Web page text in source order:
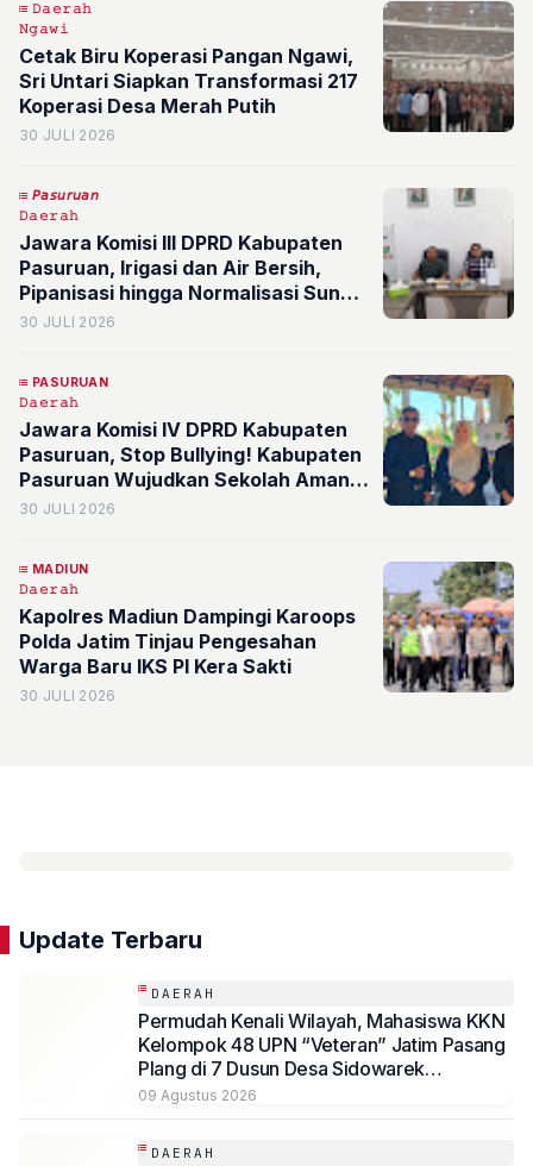
𝙳𝚊𝚎𝚛𝚊𝚑
𝙽𝚐𝚊𝚠𝚒
Cetak Biru Koperasi Pangan Ngawi,
Sri Untari Siapkan Transformasi 217
Koperasi Desa Merah Putih
30 JULI 2026
𝘗𝘢𝘴𝘶𝘳𝘶𝘢𝘯
𝙳𝚊𝚎𝚛𝚊𝚑
Jawara Komisi III DPRD Kabupaten
Pasuruan, Irigasi dan Air Bersih,
Pipanisasi hingga Normalisasi Sungai
Jadi Prioritas
30 JULI 2026
PASURUAN
𝙳𝚊𝚎𝚛𝚊𝚑
Jawara Komisi IV DPRD Kabupaten
Pasuruan, Stop Bullying! Kabupaten
Pasuruan Wujudkan Sekolah Aman
dan Ramah Anak
30 JULI 2026
MADIUN
𝙳𝚊𝚎𝚛𝚊𝚑
Kapolres Madiun Dampingi Karoops
Polda Jatim Tinjau Pengesahan
Warga Baru IKS PI Kera Sakti
30 JULI 2026
Update Terbaru
DAERAH
Permudah Kenali Wilayah, Mahasiswa KKN
Kelompok 48 UPN “Veteran” Jatim Pasang
Plang di 7 Dusun Desa Sidowarek
Kabupaten Jombang
09 Agustus 2026
DAERAH